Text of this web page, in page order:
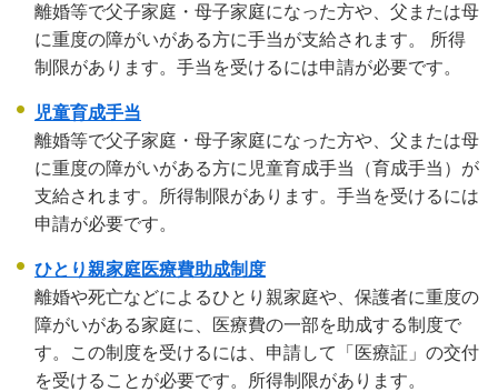
離婚等で父子家庭・母子家庭になった方や、父または母
に重度の障がいがある方に手当が支給されます。 所得
制限があります。手当を受けるには申請が必要です。
児童育成手当
離婚等で父子家庭・母子家庭になった方や、父または母
に重度の障がいがある方に児童育成手当（育成手当）が
支給されます。所得制限があります。手当を受けるには
申請が必要です。
ひとり親家庭医療費助成制度
離婚や死亡などによるひとり親家庭や、保護者に重度の
障がいがある家庭に、医療費の一部を助成する制度で
す。この制度を受けるには、申請して「医療証」の交付
を受けることが必要です。所得制限があります。